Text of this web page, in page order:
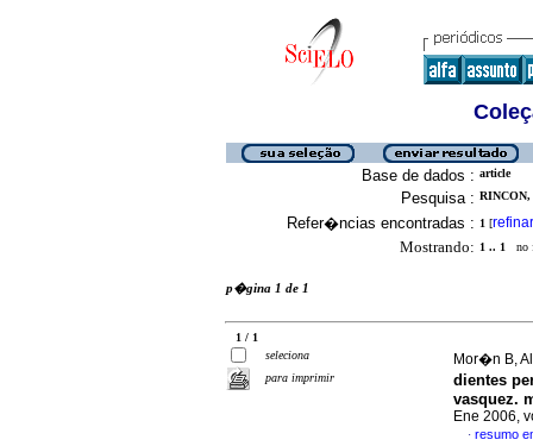
Base de dados : article
Pesquisa :
Refer�ncias encontradas : 1 [refinar
Mostrando: 1 .. 1 no
p�gina 1 de 1
1 / 1
seleciona
para imprimir
Mor�n B,
dientes
vasquez.
Ene 2006,
· resumo